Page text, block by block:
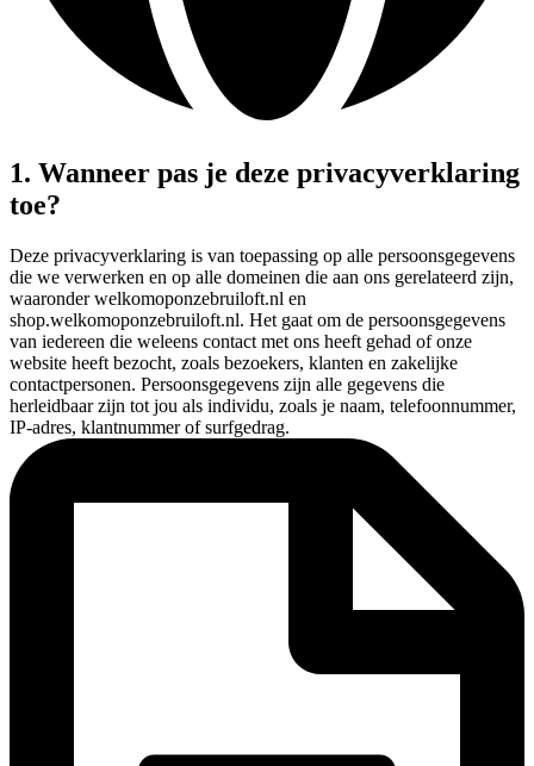
1. Wanneer pas je deze privacyverklaring
toe?
Deze privacyverklaring is van toepassing op alle persoonsgegevens
die we verwerken en op alle domeinen die aan ons gerelateerd zijn,
waaronder welkomoponzebruiloft.nl en
shop.welkomoponzebruiloft.nl. Het gaat om de persoonsgegevens
van iedereen die weleens contact met ons heeft gehad of onze
website heeft bezocht, zoals bezoekers, klanten en zakelijke
contactpersonen. Persoonsgegevens zijn alle gegevens die
herleidbaar zijn tot jou als individu, zoals je naam, telefoonnummer,
IP-adres, klantnummer of surfgedrag.